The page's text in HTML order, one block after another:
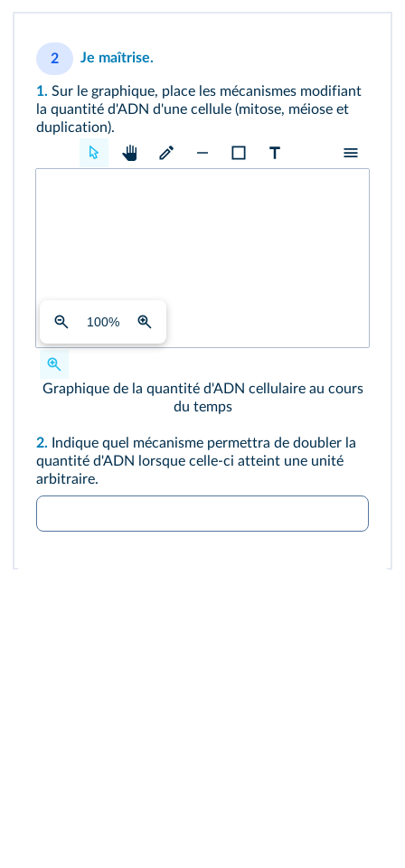
2 Je maîtrise.
1. Sur le graphique, place les mécanismes modifiant
la quantité d'ADN d'une cellule (mitose, méiose et
duplication).
100%
Graphique de la quantité d'ADN cellulaire au cours
du temps
2.
Indique quel mécanisme permettra de doubler la
quantité d'ADN lorsque celle-ci atteint une unité
arbitraire.